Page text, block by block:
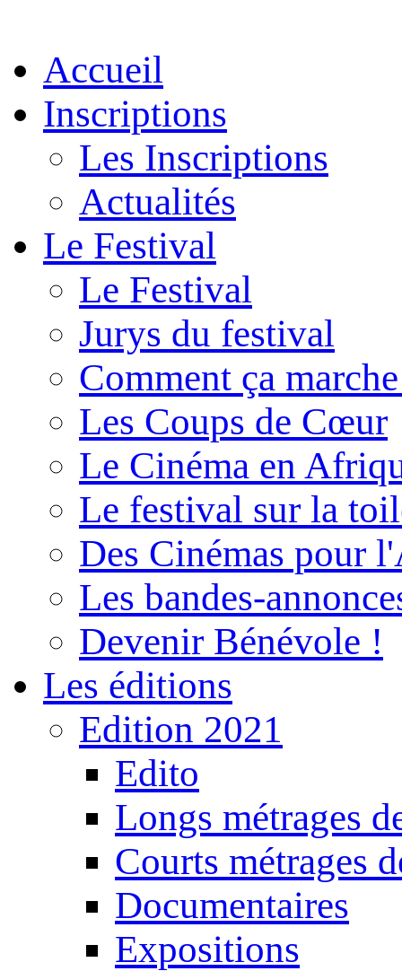
Accueil
Inscriptions
Les Inscriptions
Actualités
Le Festival
Le Festival
Jurys du festival
Comment ça
Les Coups de Cœur
Le Cinéma en
Le festival sur la
Des Cinémas pour
Les bandes-
Devenir Bénévole !
Les éditions
Edition 2021
Edito
Longs métrages
Courts métrages
Documentaires
Expositions